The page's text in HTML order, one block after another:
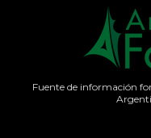
Fuente de información